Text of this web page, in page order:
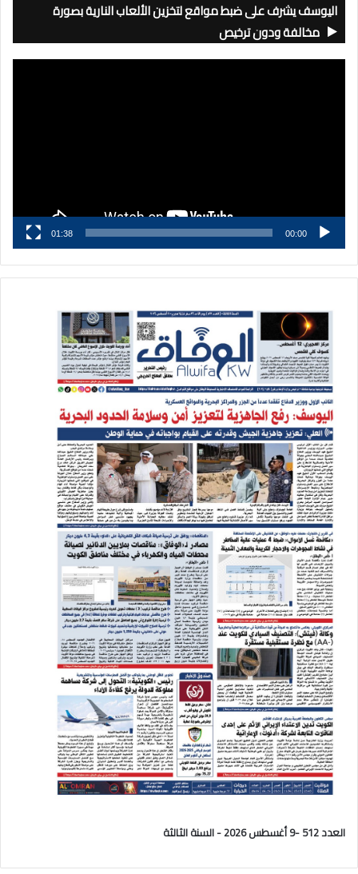
اليوسف يشرف على ضبط مواقع لتخزين الألعاب النارية بصورة
مخالفة ودون ترخيص
00:00
01:38
العدد 512 -9 أغسطس 2026 - السنة الثالثة